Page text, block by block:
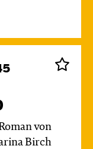
von
Birch